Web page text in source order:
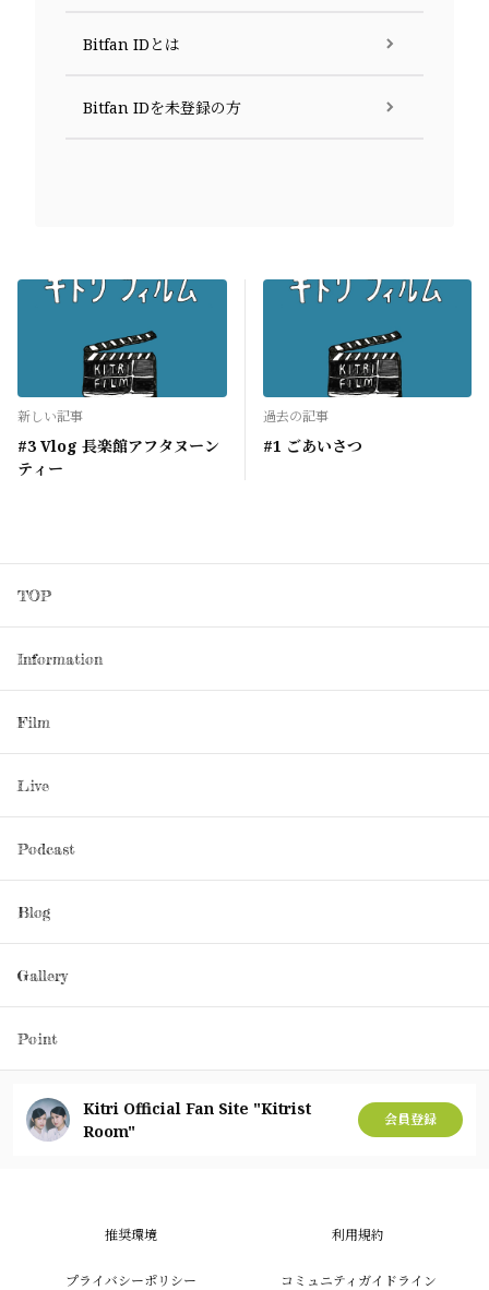
Bitfan IDとは
Bitfan IDを未登録の方
新しい記事
#3 Vlog 長楽館アフタヌーン
ティー
過去の記事
#1 ごあいさつ
TOP
Information
Film
Live
Podcast
Blog
Gallery
Point
Kitri Official Fan Site "Kitrist
Room"
会員登録
推奨環境 利用規約
プライバシーポリシー コミュニティガイドライン